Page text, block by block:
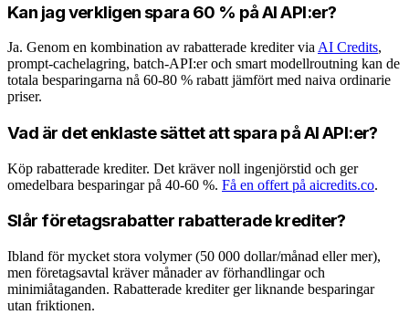
Kan jag verkligen spara 60 % på AI API:er?
Ja. Genom en kombination av rabatterade krediter via AI Credits,
prompt-cachelagring, batch-API:er och smart modellroutning kan de
totala besparingarna nå 60-80 % rabatt jämfört med naiva ordinarie
priser.
Vad är det enklaste sättet att spara på AI API:er?
Köp rabatterade krediter. Det kräver noll ingenjörstid och ger
omedelbara besparingar på 40-60 %. Få en offert på aicredits.co.
Slår företagsrabatter rabatterade krediter?
Ibland för mycket stora volymer (50 000 dollar/månad eller mer),
men företagsavtal kräver månader av förhandlingar och
minimiåtaganden. Rabatterade krediter ger liknande besparingar
utan friktionen.